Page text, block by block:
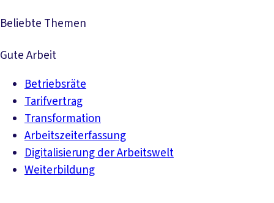
Beliebte Themen
Gute Arbeit
Betriebsräte
Tarifvertrag
Transformation
Arbeitszeiterfassung
Digitalisierung der Arbeitswelt
Weiterbildung